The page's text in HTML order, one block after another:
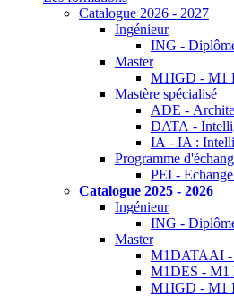
Catalogue 2026 - 2027
Ingénieur
ING -
Master
M1IGD - M1
Mastère spécialisé
ADE -
DATA -
IA - IA :
Programme
PEI -
Catalogue 2025 - 2026
Ingénieur
ING -
Master
M1DATAAI -
M1DES - M1
M1IGD - M1